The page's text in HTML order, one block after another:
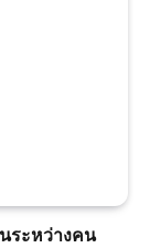
ระหว่างคน